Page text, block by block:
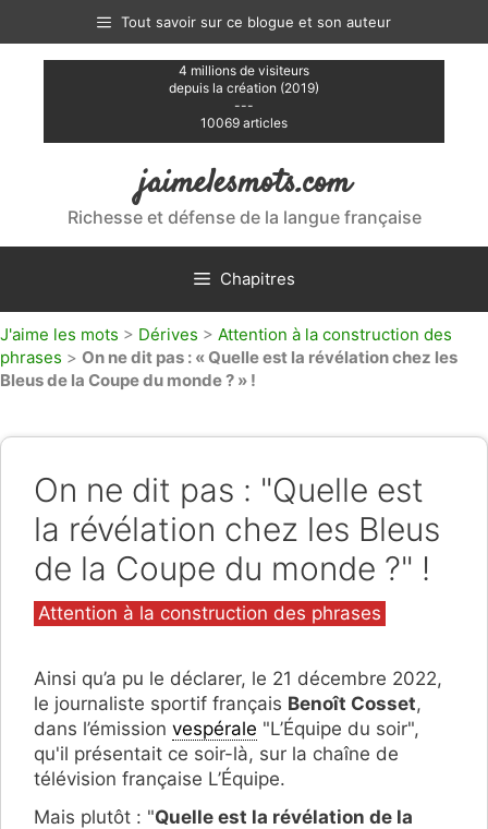
contenu
Tout savoir sur ce blogue et son auteur
4 millions de visiteurs
depuis la création (2019)
---
10069 articles
jaimelesmots.com
Richesse et défense de la langue française
Chapitres
J'aime les mots > Dérives > Attention à la construction des
phrases > On ne dit pas : « Quelle est la révélation chez les
Bleus de la Coupe du monde ? » !
On ne dit pas : "Quelle est
la révélation chez les Bleus
de la Coupe du monde ?" !
Catégories
Attention à la construction des phrases
Ainsi qu’a pu le déclarer, le 21 décembre 2022,
le journaliste sportif français Benoît Cosset,
dans l’émission vespérale "L’Équipe du soir",
qu'il présentait ce soir-là, sur la chaîne de
télévision française L’Équipe.
Mais plutôt : "Quelle est la révélation de la